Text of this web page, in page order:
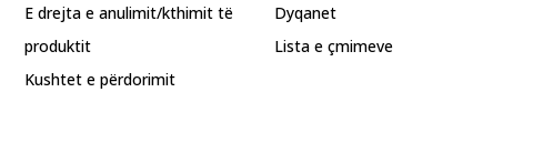
E drejta e anulimit/kthimit të
produktit
Kushtet e përdorimit
Dyqanet
Lista e çmimeve